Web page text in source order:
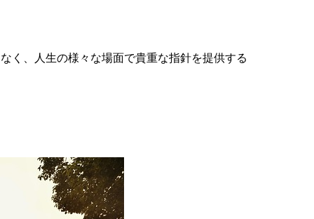
く、人生の様々な場面で貴重な指針を提供する